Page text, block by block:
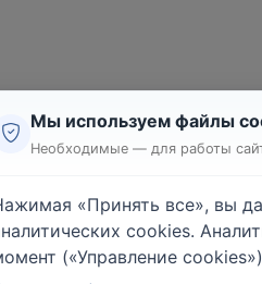
тендеры
соглашение
Мы используем файлы
Необходимые — для работы
«Принять все», вы
cookies.
(«Управление